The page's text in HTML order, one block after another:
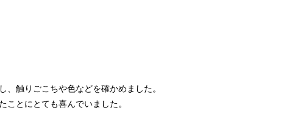
触りごこちや色などを確かめました。
とにとても喜んでいました。